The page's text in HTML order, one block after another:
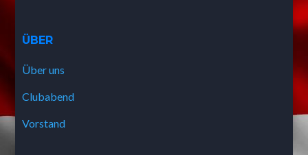
ÜBER
Über uns
Clubabend
Vorstand